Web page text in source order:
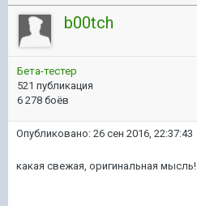
b00tch
Бета-тестер
521 публикация
6 278 боёв
Опубликовано: 26 сен 2016, 22:37:43
какая свежая, оригинальная мысль!